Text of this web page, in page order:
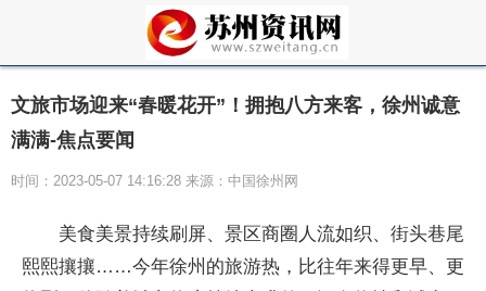
文旅市场迎来“春暖花开”！拥抱八方来客，徐州诚意
满满-焦点要闻
时间：2023-05-07 14:16:28 来源：中国徐州网
美食美景持续刷屏、景区商圈人流如织、街头巷尾
熙熙攘攘……今年徐州的旅游热，比往年来得更早、更